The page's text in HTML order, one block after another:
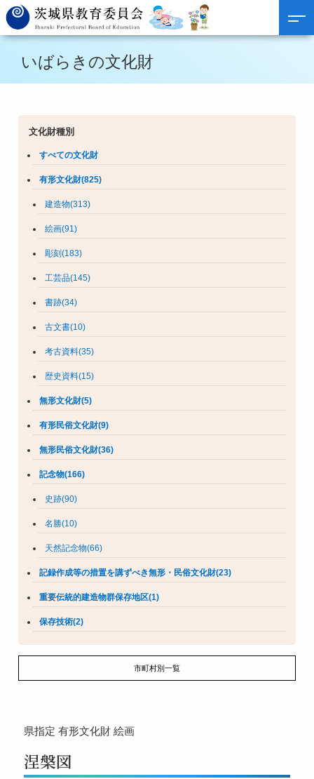
いばらきの文化財
文化財種別
すべての文化財
有形文化財(825)
建造物(313)
絵画(91)
彫刻(183)
工芸品(145)
書跡(34)
古文書(10)
考古資料(35)
歴史資料(15)
無形文化財(5)
有形民俗文化財(9)
無形民俗文化財(36)
記念物(166)
史跡(90)
名勝(10)
天然記念物(66)
記録作成等の措置を講ずべき無形・民俗文化財(23)
重要伝統的建造物群保存地区(1)
保存技術(2)
市町村別一覧
県指定 有形文化財 絵画
涅槃図